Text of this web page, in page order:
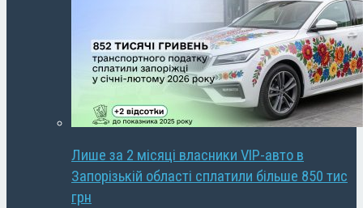
Лише за 2 місяці власники VIP-авто в
Запорізькій області сплатили більше 850 тис
грн